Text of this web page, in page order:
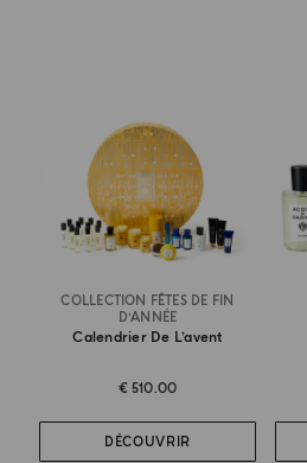
COLLECTION FÊTES DE FIN
D’ANNÉE
Calendrier De L’avent
€ 510.00
DÉCOUVRIR